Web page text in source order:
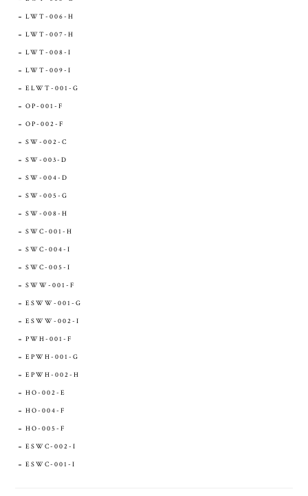
LWT-006-H
LWT-007-H
LWT-008-I
LWT-009-I
ELWT-001-G
OP-001-F
OP-002-F
SW-002-C
SW-003-D
SW-004-D
SW-005-G
SW-008-H
SWC-001-H
SWC-004-I
SWC-005-I
SWW-001-F
ESWW-001-G
ESWW-002-I
PWH-001-F
EPWH-001-G
EPWH-002-H
HO-002-E
HO-004-F
HO-005-F
ESWC-002-I
ESWC-001-I